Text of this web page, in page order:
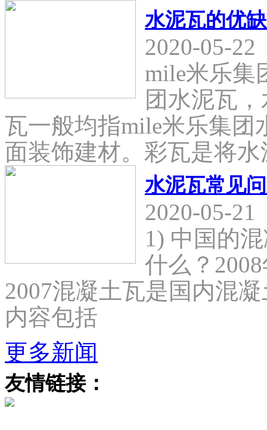
水泥瓦的优
2020-05-22
mile米乐集
团水泥瓦
瓦一般均指mile米乐集团
面装饰建材。彩瓦是将
水泥瓦常见
2020-05-21
1) 中国的
什么？
2007混凝土瓦是国内混
内容包括
更多新闻
友情链接：